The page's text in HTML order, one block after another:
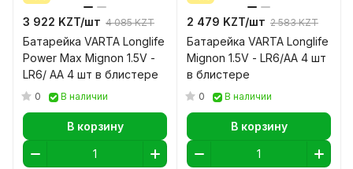
3 922 KZT/шт 4 085 KZT
Батарейка VARTA Longlife
Power Max Mignon 1.5V -
LR6/ AA 4 шт в блистере
0 В наличии
В корзину
2 479 KZT/шт 2 583 KZT
Батарейка VARTA Longlife
Mignon 1.5V - LR6/AA 4 шт
в блистере
0 В наличии
В корзину